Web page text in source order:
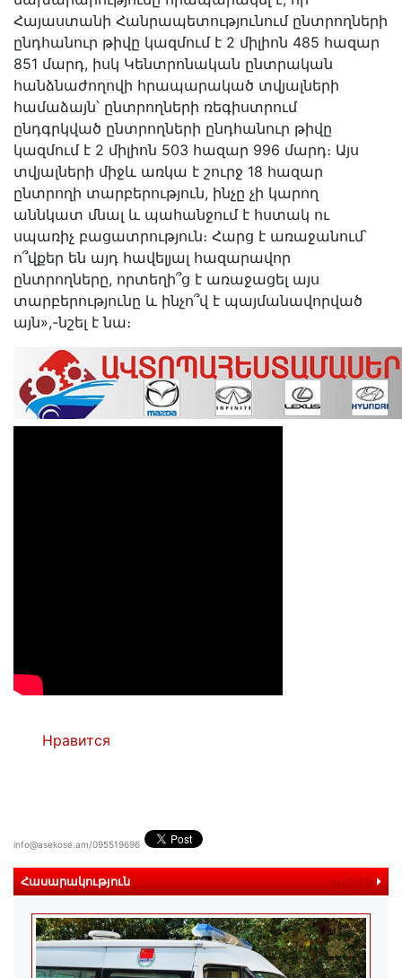
Հայաստանի Հանրապետությունում ընտրողների
ընդհանուր թիվը կազմում է 2 միլիոն 485 հազար
851 մարդ, իսկ Կենտրոնական ընտրական
հանձնաժողովի հրապարակած տվյալների
համաձայն՝ ընտրողների ռեգիստրում
ընդգրկված ընտրողների ընդհանուր թիվը
կազմում է 2 միլիոն 503 հազար 996 մարդ։ Այս
տվյալների միջև առկա է շուրջ 18 հազար
ընտրողի տարբերություն, ինչը չի կարող
աննկատ մնալ և պահանջում է հստակ ու
սպառիչ բացատրություն։ Հարց է առաջանում՝
ո՞վքեր են այդ հավելյալ հազարավոր
ընտրողները, որտեղի՞ց է առաջացել այս
տարբերությունը և ինչո՞վ է պայմանավորված
այն»,-նշել է նա։
Нравится
info@asekose.am/095519696
Հասարակություն ավելին